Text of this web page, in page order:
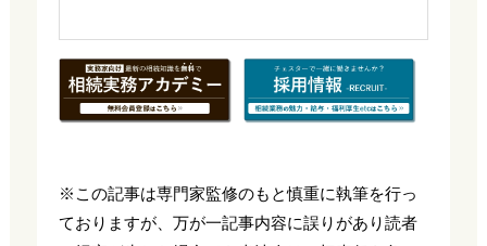
※この記事は専門家監修のもと慎重に執筆を行っ
ておりますが、万が一記事内容に誤りがあり読者